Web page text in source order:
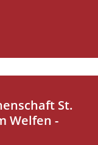
St.
Welfen -